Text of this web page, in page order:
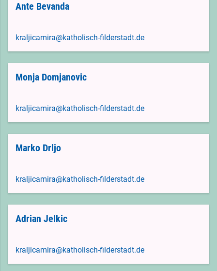
Ante Bevanda
kraljicamira@katholisch-filderstadt.de
Monja Domjanovic
kraljicamira@katholisch-filderstadt.de
Marko Drljo
kraljicamira@katholisch-filderstadt.de
Adrian Jelkic
kraljicamira@katholisch-filderstadt.de